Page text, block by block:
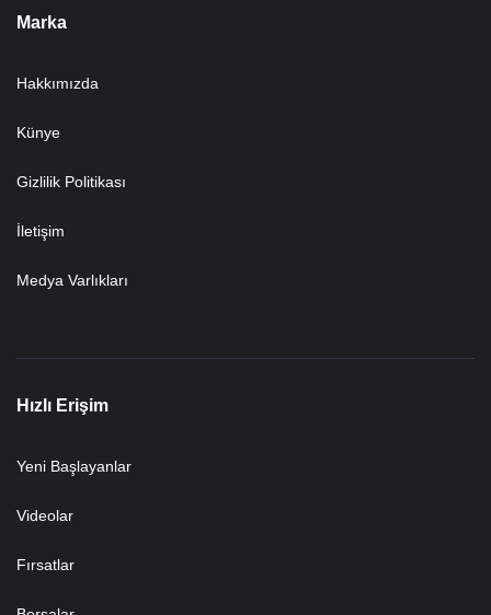
Marka
Hakkımızda
Künye
Gizlilik Politikası
İletişim
Medya Varlıkları
Hızlı Erişim
Yeni Başlayanlar
Videolar
Fırsatlar